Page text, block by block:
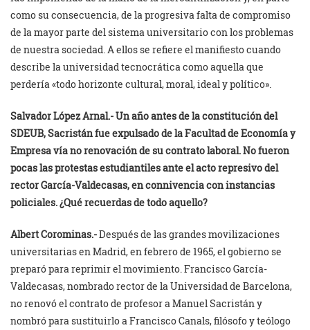
como su consecuencia, de la progresiva falta de compromiso
de la mayor parte del sistema universitario con los problemas
de nuestra sociedad. A ellos se refiere el manifiesto cuando
describe la universidad tecnocrática como aquella que
perdería «todo horizonte cultural, moral, ideal y político».
Salvador López Arnal.-Un año antes de la constitución del
SDEUB, Sacristán fue expulsado de la Facultad de Economía y
Empresa vía no renovación de su contrato laboral. No fueron
pocas las protestas estudiantiles ante el acto represivo del
rector García-Valdecasas, en connivencia con instancias
policiales. ¿Qué recuerdas de todo aquello?
Albert Corominas.-Después de las grandes movilizaciones
universitarias en Madrid, en febrero de 1965, el gobierno se
preparó para reprimir el movimiento. Francisco García-
Valdecasas, nombrado rector de la Universidad de Barcelona,
no renovó el contrato de profesor a Manuel Sacristán y
nombró para sustituirlo a Francisco Canals, filósofo y teólogo